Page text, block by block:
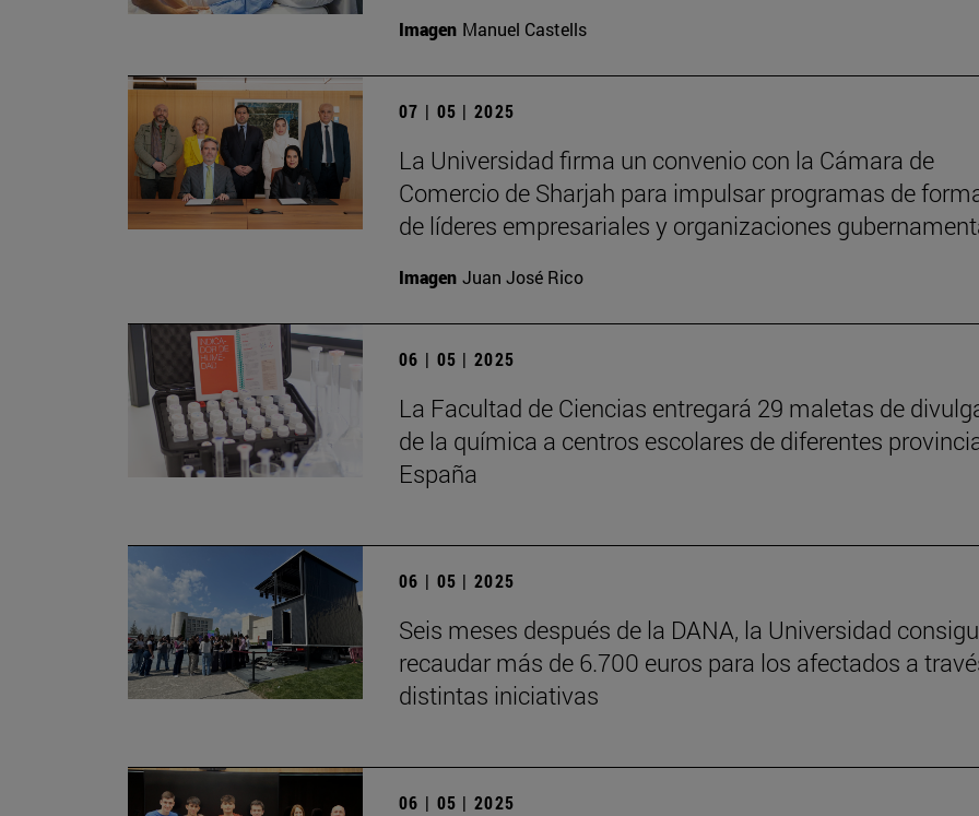
Imagen Manuel Castells
07 | 05 | 2025
La Universidad firma un convenio con la Cámara de
Comercio de Sharjah para impulsar programas de
de líderes empresariales y organizaciones
Imagen Juan José Rico
06 | 05 | 2025
La Facultad de Ciencias entregará 29 maletas de
de la química a centros escolares de diferentes
España
06 | 05 | 2025
Seis meses después de la DANA, la Universidad
recaudar más de 6.700 euros para los afectados a
distintas iniciativas
06 | 05 | 2025